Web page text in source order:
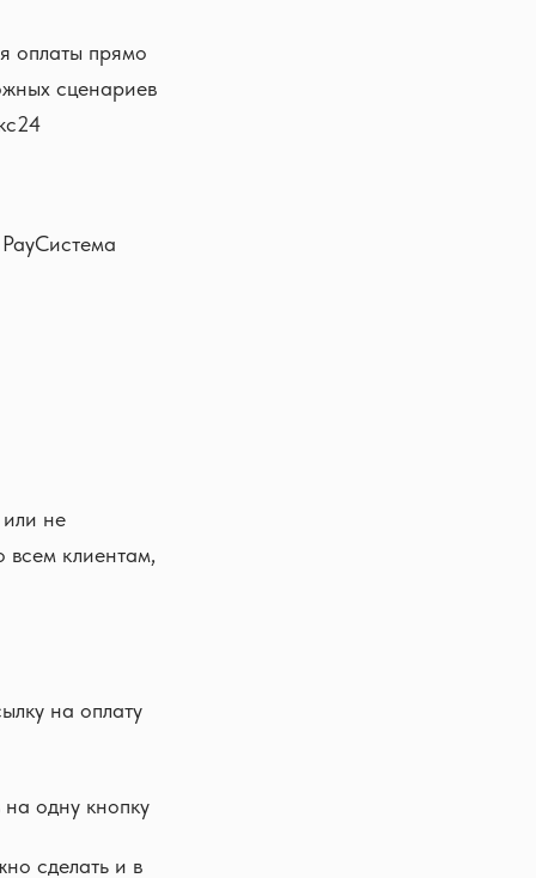
оплаты прямо
сценариев
не
всем клиентам,
на оплату
одну кнопку
сделать и в